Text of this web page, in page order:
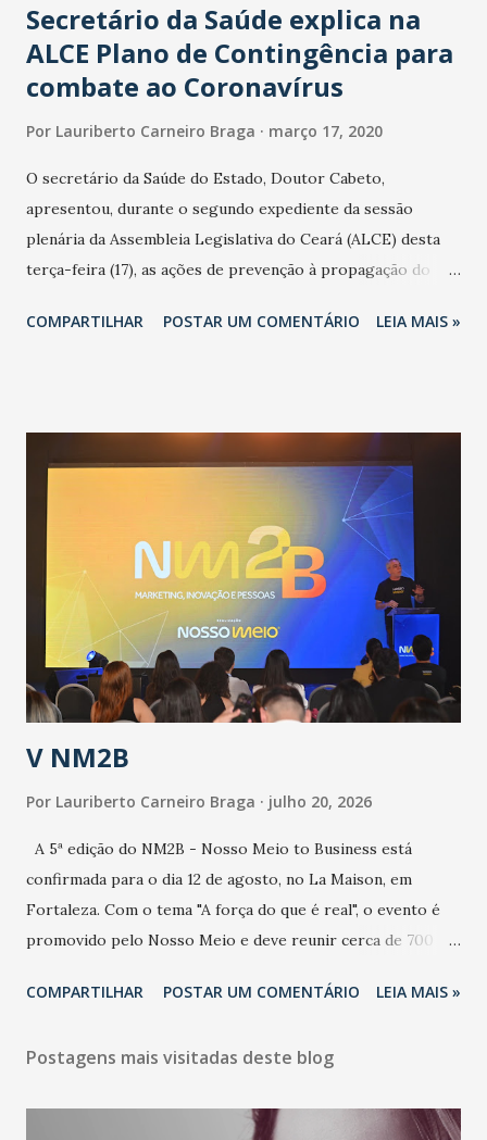
Secretário da Saúde explica na
ALCE Plano de Contingência para
combate ao Coronavírus
Por Lauriberto Carneiro Braga março 17, 2020
O secretário da Saúde do Estado, Doutor Cabeto,
apresentou, durante o segundo expediente da sessão
plenária da Assembleia Legislativa do Ceará (ALCE) desta
terça-feira (17), as ações de prevenção à propagação do
adotadas pelo Governo do Estado na contenção da
população suspeita e de cuidados com os ambientes
públicos e domiciliares. “Nós não estamos vivendo uma
epidemia comum, como temos em todos os anos, com
aumento de casos de dengue, influenza ou H1N1. Trata-se
de uma epidemia com um vírus diferente, com um poder de
contaminação maior que outros coronavírus”, apontou o
secretário. Segundo ele, é uma epidemia com chance de
contaminação alta, podendo gerar um grande risco à
população e ao sistema de saúde. “Precisamos saber fazer a
estratificação do risco da doença, para não so...
COMPARTILHAR POSTAR UM COMENTÁRIO LEIA MAIS »
V NM2B
Por Lauriberto Carneiro Braga julho 20, 2026
A 5ª edição do NM2B - Nosso Meio to Business está
confirmada para o dia 12 de agosto, no La Maison, em
Fortaleza. Com o tema "A força do que é real", o evento é
promovido pelo Nosso Meio e deve reunir cerca de 700
e lideranças do Mercado Nacional. Desde 2022, o NM2B
de negócios do Nordeste, reunindo profissionais de marcas
LinkedIn, VISA, Grupo 3corações, TikTok e M. Dias Branco.
COMPARTILHAR POSTAR UM COMENTÁRIO LEIA MAIS »
Postagens mais visitadas deste blog